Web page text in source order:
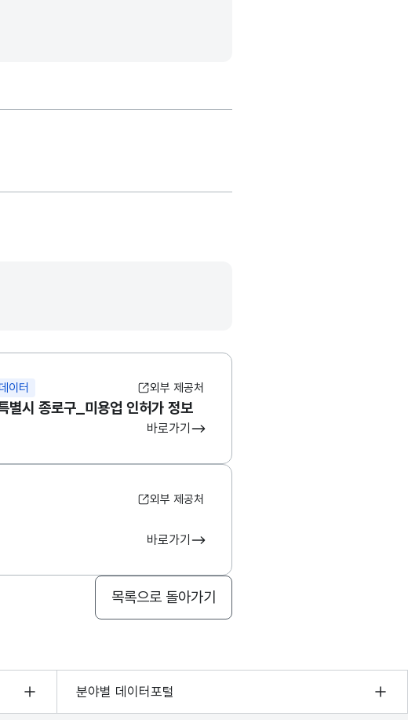
이터 외부 제공처
별시 종로구_미용업 인허가 정보
바로가기
외부 제공처
바로가기
목록으로 돌아가기
분야별 데이터포털
기상자료개방포털